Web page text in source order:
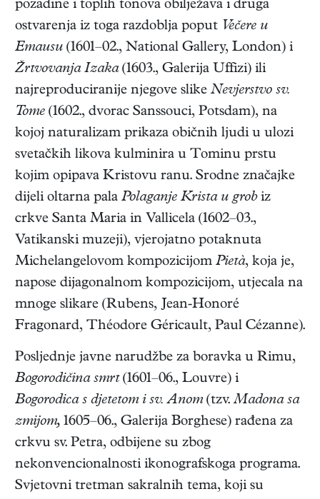
pozadine i toplih tonova obilježava i druga
ostvarenja iz toga razdoblja poput Večere u
Emausu (1601–02., National Gallery, London) i
Žrtvovanja Izaka(1603., Galerija Uffizi) ili
najreproduciranije njegove slike Nevjerstvo sv.
Tome (1602., dvorac Sanssouci, Potsdam), na
kojoj naturalizam prikaza običnih ljudi u ulozi
svetačkih likova kulminira u Tominu prstu
kojim opipava Kristovu ranu. Srodne značajke
dijeli oltarna pala Polaganje Krista u grobiz
crkve Santa Maria in Vallicela (1602–03.,
Vatikanski muzeji), vjerojatno potaknuta
Michelangelovom kompozicijom Pietà, koja je,
napose dijagonalnom kompozicijom, utjecala na
mnoge slikare (Rubens, Jean-Honoré
Fragonard, Théodore Géricault, Paul Cézanne).
Posljednje javne narudžbe za boravka u Rimu,
Bogorodičina smrt(1601–06., Louvre) i
Bogorodica s djetetom i sv. Anom(tzv.Madona sa
zmijom, 1605–06., Galerija Borghese) rađena za
crkvu sv. Petra, odbijene su zbog
nekonvencionalnosti ikonografskoga programa.
Svjetovni tretman sakralnih tema, koji su